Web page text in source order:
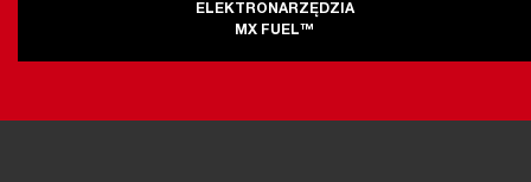
ELEKTRONARZĘDZIA
MX FUEL™